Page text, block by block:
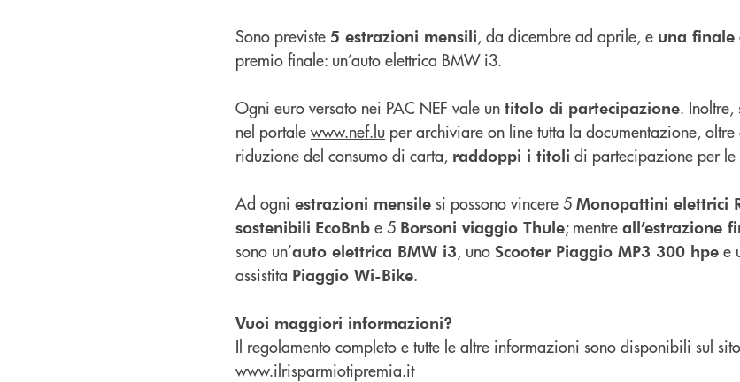
Sono previste 5 estrazioni mensili, da dicembre ad aprile, e una finale
premio finale: un’auto elettrica BMW i3.
Ogni euro versato nei PAC NEF vale un titolo di partecipazione. Inoltre,
nel portale www.nef.lu per archiviare on line tutta la documentazione,
riduzione del consumo di carta, raddoppi i titoli di partecipazione per
Ad ogni estrazioni mensile si possono vincere 5 Monopattini elettrici
sostenibili EcoBnb e 5 Borsoni viaggio Thule; mentre all’estrazione
sono un’auto elettrica BMW i3, uno ScooterPiaggio MP3 300 hpe e
assistita Piaggio Wi-Bike.
Vuoi maggiori informazioni?
Il regolamento completo e tutte le altre informazioni sono disponibili sul sito
www.ilrisparmiotipremia.it